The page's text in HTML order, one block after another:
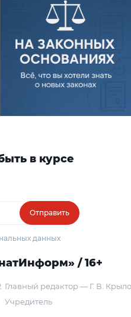
в курсе
Отправить
данных
/ 16+
Главный редактор — Г. В.
Учредитель